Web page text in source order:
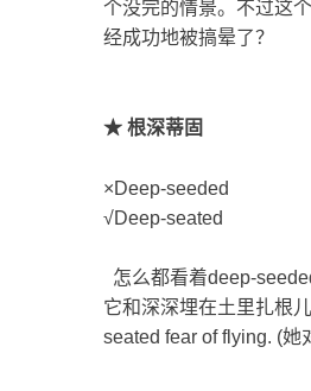
个没完的情景。不过这
经成功地被搞晕了？
★ 根深蒂固
×Deep-seeded
√Deep-seated
怎么都看着deep-
它和深深埋在土里扎根
seated fear of flying. (